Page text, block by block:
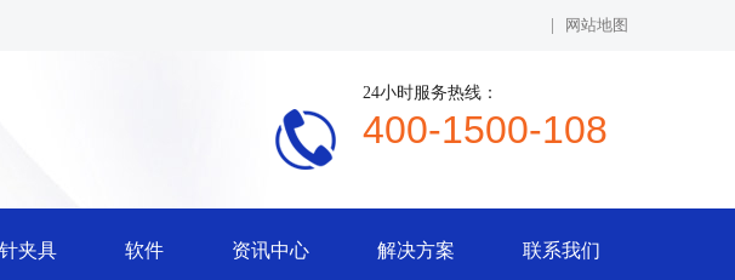
网站地图
24小时服务热线：
400-1500-108
夹具 软件 资讯中心 解决方案 联系我们